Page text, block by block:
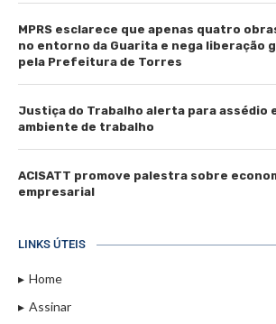
MPRS esclarece que apenas quatro
no entorno da Guarita e nega liberação
pela Prefeitura de Torres
Justiça do Trabalho alerta para assédio
ambiente de trabalho
ACISATT promove palestra sobre
empresarial
LINKS ÚTEIS
Home
Assinar